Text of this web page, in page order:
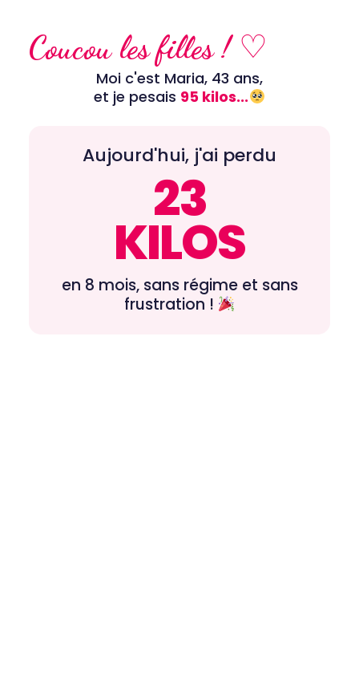
contenuCoucou les filles ! ♡
Moi c'est Maria, 43 ans,
et je pesais 95 kilos...
Aujourd'hui, j'ai perdu
23
KILOS
en 8 mois, sans régime et sans
frustration !